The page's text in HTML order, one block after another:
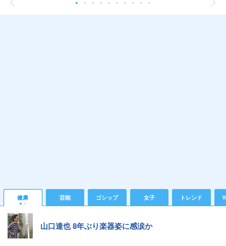
健康 芸能 ゴシップ 女子 トレンド
山口達也 8年ぶり楽器姿に感涙か